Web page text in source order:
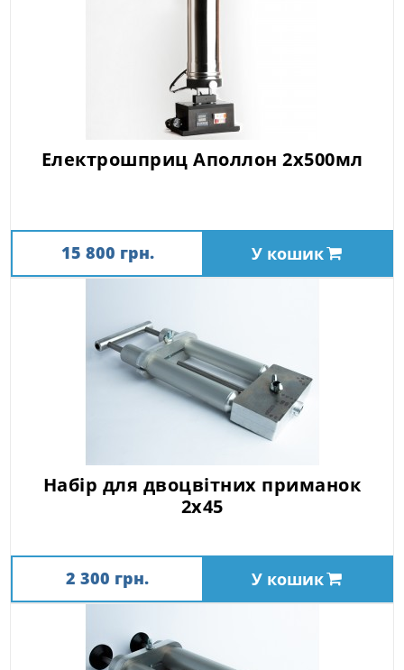
Електрошприц Аполлон 2х500мл
15 800 грн. У кошик
Набір для двоцвітних приманок
2х45
2 300 грн. У кошик